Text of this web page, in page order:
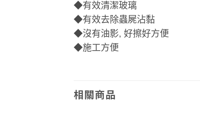
◆有效清潔玻璃
◆有效去除蟲屍沾黏
◆沒有油影, 好擦好方便
◆施工方便
相關商品